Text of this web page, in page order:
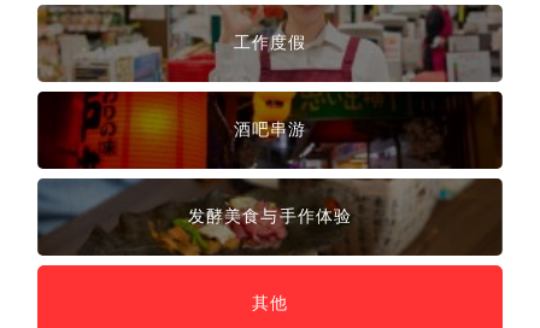
工作度假
酒吧串游
发酵美食与手作体验
其他